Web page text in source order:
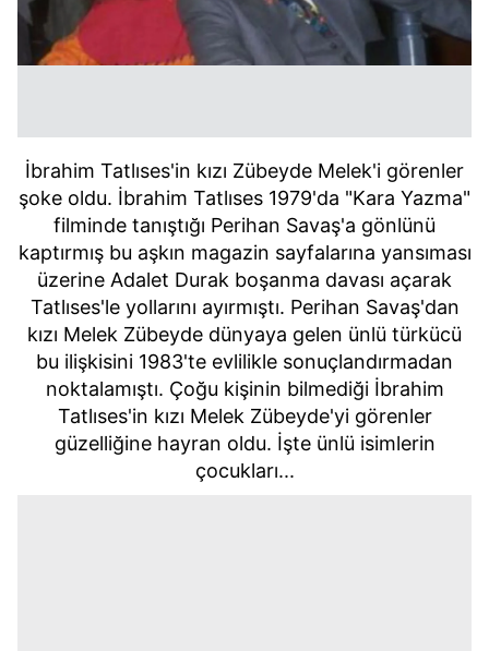
İbrahim Tatlıses'in kızı Zübeyde Melek'i görenler
şoke oldu. İbrahim Tatlıses 1979'da "Kara Yazma"
filminde tanıştığı Perihan Savaş'a gönlünü
kaptırmış bu aşkın magazin sayfalarına yansıması
üzerine Adalet Durak boşanma davası açarak
Tatlıses'le yollarını ayırmıştı. Perihan Savaş'dan
kızı Melek Zübeyde dünyaya gelen ünlü türkücü
bu ilişkisini 1983'te evlilikle sonuçlandırmadan
noktalamıştı. Çoğu kişinin bilmediği İbrahim
Tatlıses'in kızı Melek Zübeyde'yi görenler
güzelliğine hayran oldu. İşte ünlü isimlerin
çocukları...